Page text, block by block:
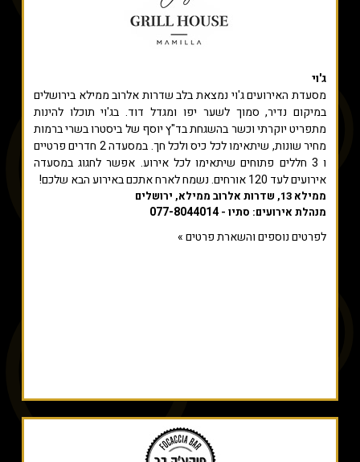
ג'וי
מסעדת האירועים ג'וי נמצאת בלב שדרות אלרוב ממילא בירושלים
במיקום נדיר, סמוך לשער יפו ומגדל דוד. בג'וי תוכלו להינות
מתפריט יוקרתי וכשר בהשגחת בד"ץ יוסף של ביסטרו בשרי ברמות
מחיר שונות, שיתאימו לכל כיס ולכל חך. במסעדה 2 חדרים פרטיים
ו 3 חללים פתוחים שיתאימו לכל אירוע. אפשר לחגוג במסעדה
אירועים לעד 120 אורחים. נשמח לארח אתכם באירוע הבא שלכם!
ממילא 13, שדרות אלרוב ממילא, ירושלים
מנהלת אירועים: סתיו -077-8044014
לפרטים נוספים והשארת פרטים »